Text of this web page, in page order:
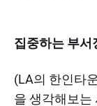
집중하는 부서
(LA의 한인타
을 생각해보는